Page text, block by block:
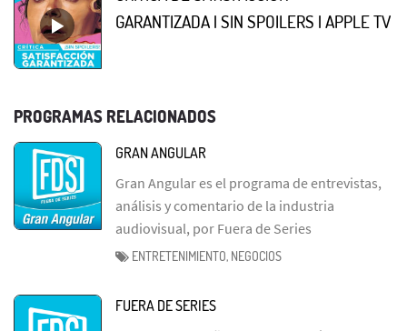
GARANTIZADA | SIN SPOILERS | APPLE TV
PROGRAMAS RELACIONADOS
GRAN ANGULAR
Gran Angular es el programa de entrevistas,
análisis y comentario de la industria
audiovisual, por Fuera de Series
ENTRETENIMIENTO, NEGOCIOS
FUERA DE SERIES